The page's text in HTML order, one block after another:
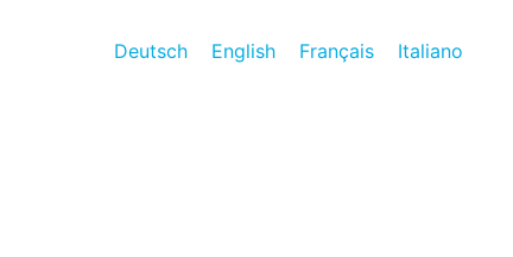
Deutsch English Français Italiano